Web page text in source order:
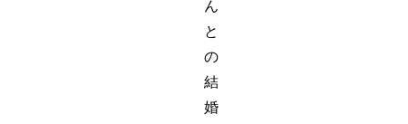
ん
と
の
結
婚